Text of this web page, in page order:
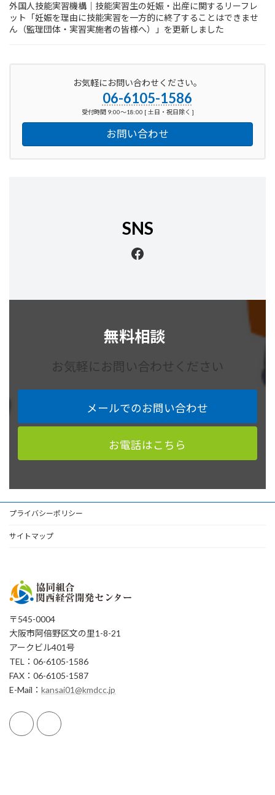
外国人技能実習機構｜技能実習生の妊娠・出産に関するリーフレ
ット「妊娠を理由に技能実習を一方的に終了することはできませ
ん（監理団体・実習実施者の皆様へ）」を更新しました
お気軽にお問い合わせください。
06-6105-1586
受付時間 9:00～18:00 [ 土日・祝日除く ]
お問い合わせ
SNS
Facebook
無料相談
お気軽にお問い合わせください
メールでのお問い合わせ
お電話はこちら
プライバシーポリシー
サイトマップ
〒545-0004
大阪市阿倍野区文の里1-8-21
アークビル401号
TEL：06-6105-1586
FAX：06-6105-1587
E-Mail： kansai01@kmdcc.jp